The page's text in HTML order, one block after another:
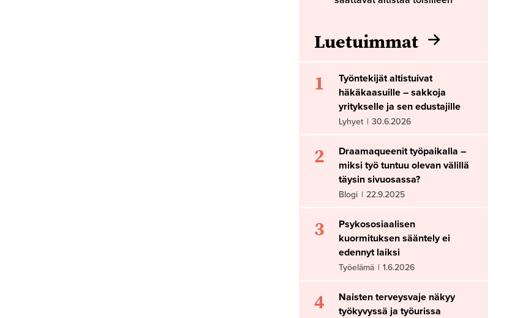
Luetuimmat
1
Työntekijät altistuivat
häkäkaasuille – sakkoja
yritykselle ja sen edustajille
Lyhyet | 30.6.2026
2
Draamaqueenit työpaikalla –
miksi työ tuntuu olevan välillä
täysin sivuosassa?
Blogi | 22.9.2025
3
Psykososiaalisen
kuormituksen sääntely ei
edennyt laiksi
Työelämä | 1.6.2026
4
Naisten terveysvaje näkyy
työkyvyssä ja työurissa